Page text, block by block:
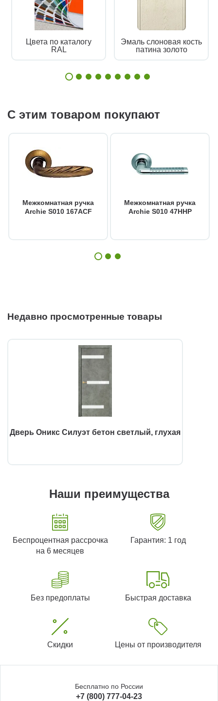
Цвета по каталогу
RAL
Эмаль слоновая кость
патина золото
С этим товаром покупают
Межкомнатная ручка
Archie S010 167ACF
Межкомнатная ручка
Archie S010 47HHP
Недавно просмотренные товары
Дверь Оникс Силуэт бетон светлый, глухая
Наши преимущества
Беспроцентная рассрочка
на 6 месяцев
Гарантия: 1 год
Без предоплаты Быстрая доставка
Скидки Цены от производителя
Бесплатно по России
+7 (800) 777-04-23